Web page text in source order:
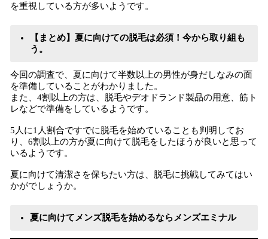
を重視している方が多いようです。
【まとめ】夏に向けての脱毛は必須！今から取り組も
う。
今回の調査で、夏に向けて半数以上の男性が身だしなみの面
を準備していることがわかりました。
また、4割以上の方は、脱毛やデオドランド製品の用意、筋ト
レなどで準備をしているようです。
5人に1人割合ですでに脱毛を始めていることも判明してお
り、6割以上の方が夏に向けて脱毛をしたほうが良いと思って
いるようです。
夏に向けて清潔さを保ちたい方は、脱毛に挑戦してみてはい
かがでしょうか。
夏に向けてメンズ脱毛を始めるならメンズエミナル